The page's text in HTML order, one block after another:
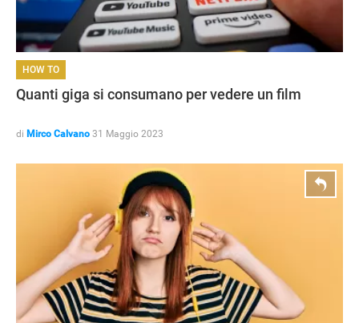
HOW TO
Quanti giga si consumano per vedere un film
di Mirco Calvano 31 Maggio 2023